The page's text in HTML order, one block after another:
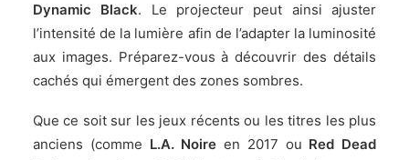
Dynamic Black. Le projecteur peut ainsi ajuster
l’intensité de la lumière afin de l’adapter la luminosité
aux images. Préparez-vous à découvrir des détails
cachés qui émergent des zones sombres.
Que ce soit sur les jeux récents ou les titres les plus
anciens (comme L.A. Noire en 2017 ou Red Dead